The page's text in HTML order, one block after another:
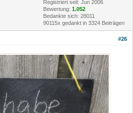
Registriert seit: Jun 2006
Bewertung: 1.052
Bedankte sich: 28011
90115x gedankt in 3324 Beiträgen
#26